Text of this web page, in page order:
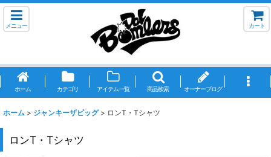
メニュー カート
ホーム カテゴリ アイテム一覧 商品検索 オーナーブログ
ホーム > ジャンキーザピッグ > ロンT・Tシャツ
ロンT・Tシャツ